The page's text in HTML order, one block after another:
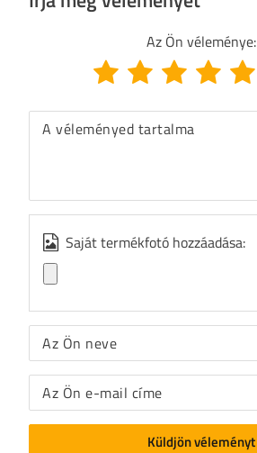
Az Ön véleménye:
A véleményed tartalma
Saját termékfotó hozzáadása:
Az Ön neve
Az Ön e-mail címe
Küldjön véleményt